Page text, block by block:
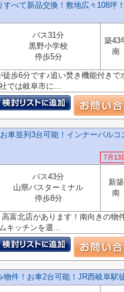
べて新品交換！敷地広々108坪
バス31分
黒野小学校
停歩5分
築43
南
歩6分です♪追い焚き機能付きで
では岐阜市に...
車並列3台可能！インナーバルコ
7月13
バス43分
山県バスターミナル
停歩8分
新築
南
富北店があります！南向きの物
キッチンを選...
件！お車2台可能！JR西岐阜駅